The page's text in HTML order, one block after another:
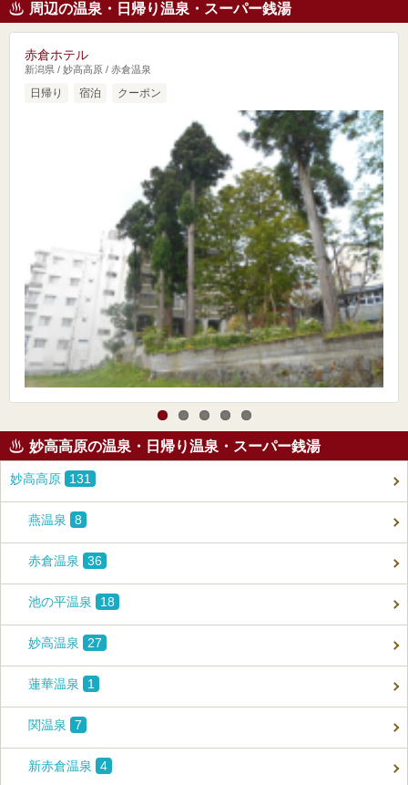
周辺の温泉・日帰り温泉・スーパー銭湯
赤倉ホテル
新潟県 / 妙高高原 / 赤倉温泉
日帰り 宿泊 クーポン
妙高高原の温泉・日帰り温泉・スーパー銭湯
妙高高原 131
燕温泉 8
赤倉温泉 36
池の平温泉 18
妙高温泉 27
蓮華温泉 1
関温泉 7
新赤倉温泉 4